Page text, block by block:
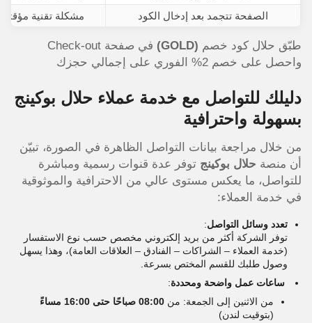
الصفحة تتجمد بعد إدخال الكود
مشكلة تقنية
طبّق حلال كود خصم (GOLD)
في صفحة Check-out
واحصل على خصم 2% الفوري على إجمالي حجزك
دليلك للتواصل مع خدمة عملاء حلال بوكينج
بسهولة واحترافية
من خلال مراجعة بيانات التواصل الظاهرة في الصورة، تبيّن
أن منصة حلال بوكينج توفر عدة قنوات رسمية ومباشرة
للتواصل، ما يعكس مستوى عالي من الاحترافية والموثوقية
في خدمة العملاء:
تعدد وسائل التواصل:
توفر الشركة أكثر من بريد إلكتروني مخصص حسب نوع الاستفسار
(خدمة العملاء – الشراكات – الفنادق – العلاقات العامة)، وهذا يسهل
وصول طلبك للقسم المختص بسرعة.
ساعات عمل واضحة ومحددة:
من الاثنين إلى الجمعة: من 08:00 صباحًا حتى 16:00 مساءً
(بتوقيت لندن)